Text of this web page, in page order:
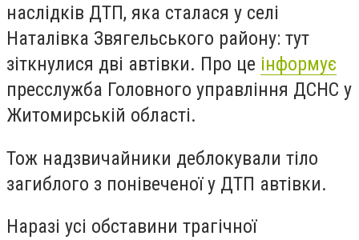
наслідків ДТП, яка сталася у селі
Наталівка Звягельського району: тут
зіткнулися дві автівки. Про це інформує
пресслужба Головного управління ДСНС у
Житомирській області.
Тож надзвичайники деблокували тіло
загиблого з понівеченої у ДТП автівки.
Наразі усі обставини трагічної